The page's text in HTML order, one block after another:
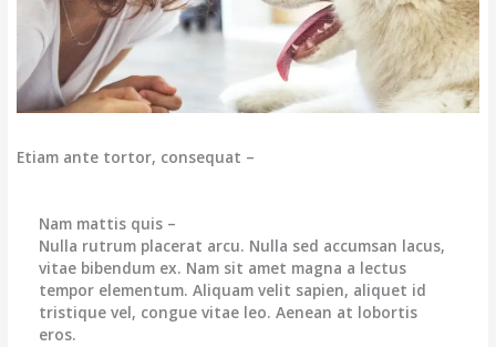
Etiam ante tortor, consequat –
Nam mattis quis –
Nulla rutrum placerat arcu. Nulla sed accumsan lacus,
vitae bibendum ex. Nam sit amet magna a lectus
tempor elementum. Aliquam velit sapien, aliquet id
tristique vel, congue vitae leo. Aenean at lobortis
eros.